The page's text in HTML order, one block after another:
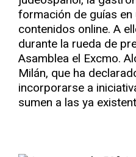
formación de guías
contenidos online. A
durante la rueda de
Asamblea el Excmo.
Milán, que ha
incorporarse a
sumen a las ya